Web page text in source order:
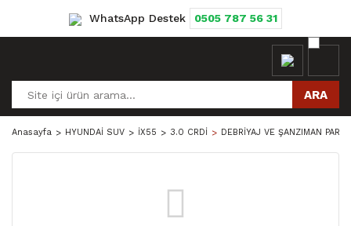
WhatsApp Destek 0505 787 56 31
ARA
Anasayfa HYUNDAİ SUV İX55 3.0 CRDİ DEBRİYAJ VE ŞANZIMAN